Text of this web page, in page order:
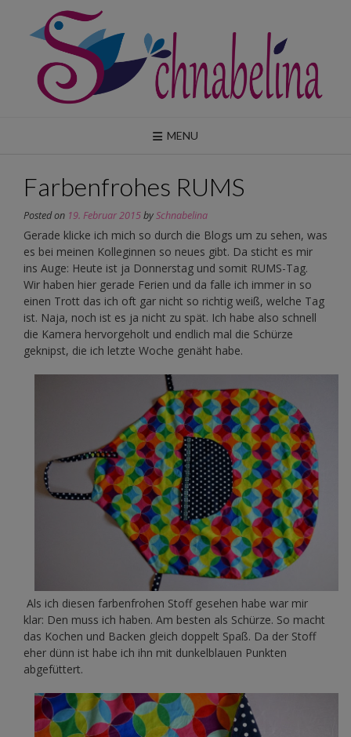
content
MENU
Farbenfrohes RUMS
Posted on 19. Februar 2015bySchnabelina
Gerade klicke ich mich so durch die Blogs um zu sehen, was
es bei meinen Kolleginnen so neues gibt. Da sticht es mir
ins Auge: Heute ist ja Donnerstag und somit RUMS-Tag.
Wir haben hier gerade Ferien und da falle ich immer in so
einen Trott das ich oft gar nicht so richtig weiß, welche Tag
ist. Naja, noch ist es ja nicht zu spät. Ich habe also schnell
die Kamera hervorgeholt und endlich mal die Schürze
geknipst, die ich letzte Woche genäht habe.
Als ich diesen farbenfrohen Stoff gesehen habe war mir
klar: Den muss ich haben. Am besten als Schürze. So macht
das Kochen und Backen gleich doppelt Spaß. Da der Stoff
eher dünn ist habe ich ihn mit dunkelblauen Punkten
abgefüttert.